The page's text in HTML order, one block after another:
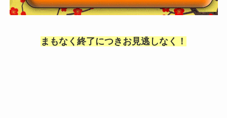
まもなく終了につきお見逃しなく！